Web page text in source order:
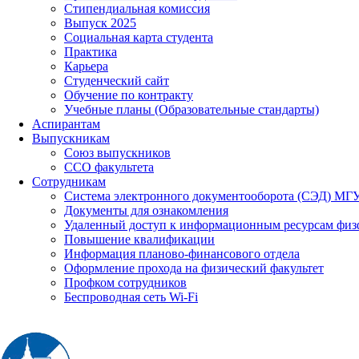
Стипендиальная комиссия
Выпуск 2025
Социальная карта студента
Практика
Карьера
Студенческий сайт
Обучение по контракту
Учебные планы (Образовательные стандарты)
Аспирантам
Выпускникам
Союз выпускников
ССО факультета
Сотрудникам
Система электронного документооборота (СЭД)
Документы для ознакомления
Удаленный доступ к информационным ресурсам
Повышение квалификации
Информация планово-финансового отдела
Оформление прохода на физический факультет
Профком сотрудников
Беспроводная сеть Wi-Fi